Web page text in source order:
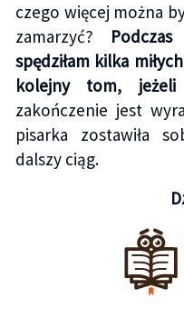
czego więcej można
zamarzyć?
spędziłam kilka
kolejny tom,
zakończenie jest
pisarka zostawiła
dalszy ciąg.